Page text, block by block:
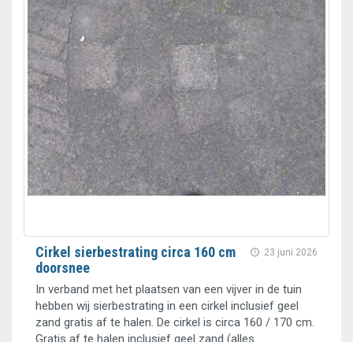
23 juni 2026
Cirkel sierbestrating circa 160 cm
doorsnee
In verband met het plaatsen van een vijver in de tuin
hebben wij sierbestrating in een cirkel inclusief geel
zand gratis af te halen. De cirkel is circa 160 / 170 cm.
Gratis af te halen inclusief geel zand (alles